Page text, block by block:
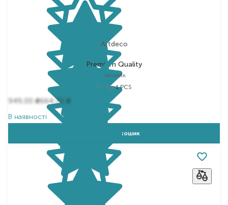
Artdeco
Premium Quality
пензлик
Вибір 1 PCS
949,00₴664,30
₴
В наявності
Додати в кошик